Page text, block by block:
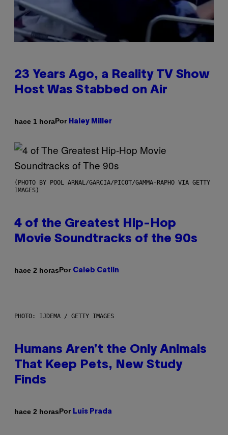
23 Years Ago, a Reality TV Show
Host Was Stabbed on Air
hace 1 horaPor Haley Miller
(PHOTO BY POOL ARNAL/GARCIA/PICOT/GAMMA-RAPHO VIA GETTY
IMAGES)
4 of the Greatest Hip-Hop
Movie Soundtracks of the 90s
hace 2 horasPor Caleb Catlin
PHOTO: IJDEMA / GETTY IMAGES
Humans Aren’t the Only Animals
That Keep Pets, New Study
Finds
hace 2 horasPor Luis Prada